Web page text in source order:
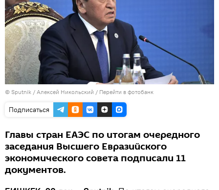
© Sputnik / Алексей Никольский / Перейти в фотобанк
Подписаться
Главы стран ЕАЭС по итогам очередного
заседания Высшего Евразийского
экономического совета подписали 11
документов.